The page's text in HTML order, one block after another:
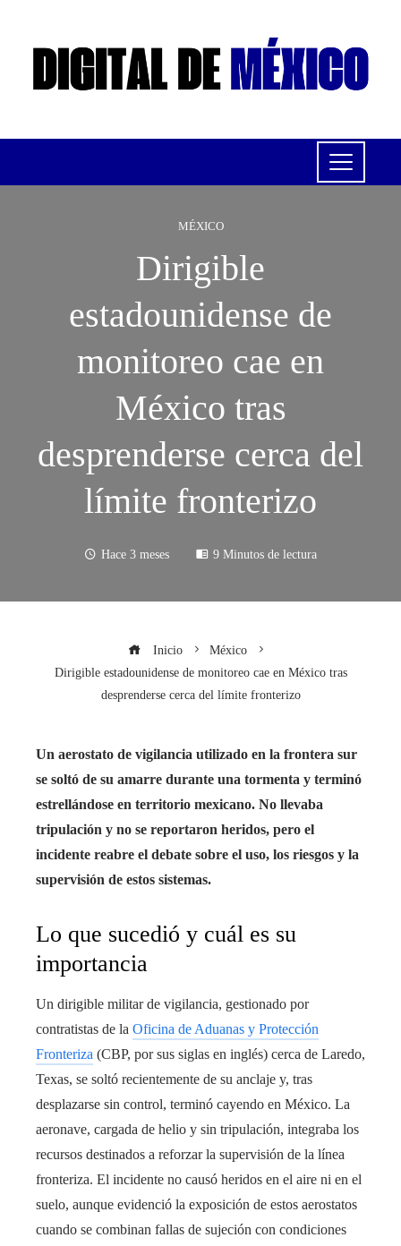
MÉXICO
Dirigible
estadounidense de
monitoreo cae en
México tras
desprenderse cerca del
límite fronterizo
Hace 3 meses 9 Minutos de lectura
Inicio
México
Dirigible estadounidense de monitoreo cae en México tras
desprenderse cerca del límite fronterizo
Un aerostato de vigilancia utilizado en la frontera sur
se soltó de su amarre durante una tormenta y terminó
estrellándose en territorio mexicano. No llevaba
tripulación y no se reportaron heridos, pero el
incidente reabre el debate sobre el uso, los riesgos y la
supervisión de estos sistemas.
Lo que sucedió y cuál es su
importancia
Un dirigible militar de vigilancia, gestionado por
contratistas de la Oficina de Aduanas y Protección
Fronteriza (CBP, por sus siglas en inglés) cerca de Laredo,
Texas, se soltó recientemente de su anclaje y, tras
desplazarse sin control, terminó cayendo en México. La
aeronave, cargada de helio y sin tripulación, integraba los
recursos destinados a reforzar la supervisión de la línea
fronteriza. El incidente no causó heridos en el aire ni en el
suelo, aunque evidenció la exposición de estos aerostatos
cuando se combinan fallas de sujeción con condiciones